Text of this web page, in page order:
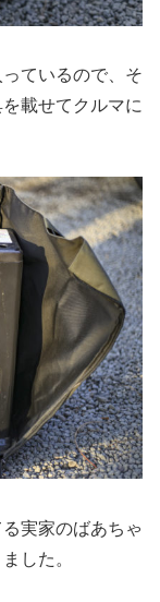
ているので、そ
載せてクルマに
実家のばあちゃ
した。